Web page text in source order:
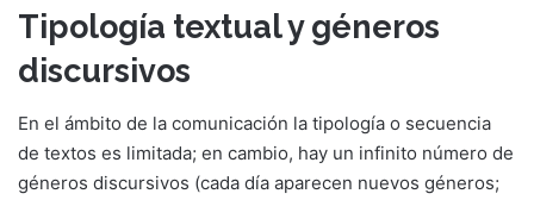
Tipología textual y géneros
discursivos
En el ámbito de la comunicación la tipología o secuencia
de textos es limitada; en cambio, hay un infinito número de
géneros discursivos (cada día aparecen nuevos géneros;